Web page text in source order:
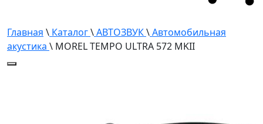
Главная \ Каталог\АВТОЗВУК\Автомобильная
акустика \ MOREL TEMPO ULTRA 572 MKII